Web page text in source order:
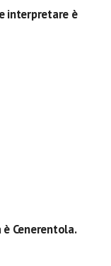
interpretare è
Cenerentola.